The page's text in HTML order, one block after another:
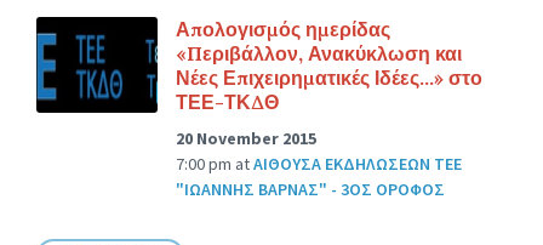
Απολογισμός ημερίδας
«Περιβάλλον, Ανακύκλωση και
Νέες Επιχειρηματικές Ιδέες…» στο
ΤΕΕ-ΤΚΔΘ
20 November 2015
7:00 pm atΑΙΘΟΥΣΑ ΕΚΔΗΛΩΣΕΩΝ ΤΕΕ
"ΙΩΑΝΝΗΣ ΒΑΡΝΑΣ" - 3ΟΣ ΟΡΟΦΟΣ